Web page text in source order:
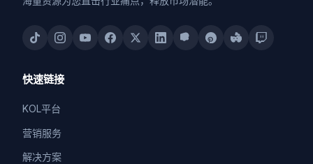
快速链接
KOL平台
营销服务
解决方案